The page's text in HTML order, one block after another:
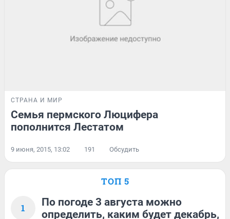
СТРАНА И МИР
Семья пермского Люцифера
пополнится Лестатом
9 июня, 2015, 13:02 191 Обсудить
ТОП 5
1
По погоде 3 августа можно
определить, каким будет декабрь,